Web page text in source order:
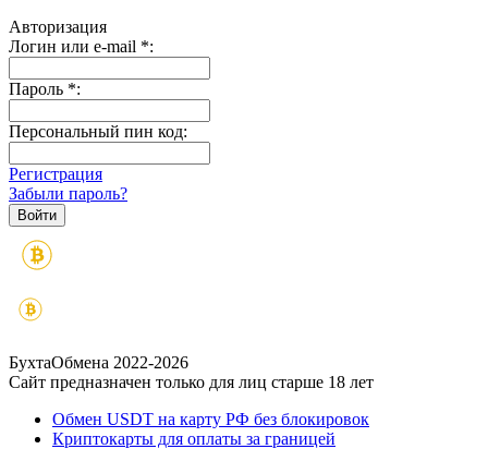
Авторизация
Логин или e-mail *:
Пароль *:
Персональный пин код:
Регистрация
Забыли пароль?
БухтаОбмена 2022-2026
Сайт предназначен только для лиц старше 18 лет
Обмен USDT на карту РФ без блокировок
Криптокарты для оплаты за границей